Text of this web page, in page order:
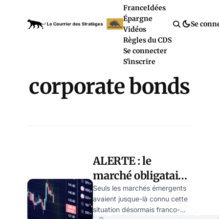
FranceIdées
Épargne
Vidéos
Règles du CDS
Se connecter
S'inscrire
Se
corporate bonds
ALERTE : le
marché obligataire
français ressemble
désormais à celui
Seuls les marchés émergents
avaient jusque-là connu cette
situation désormais franco-